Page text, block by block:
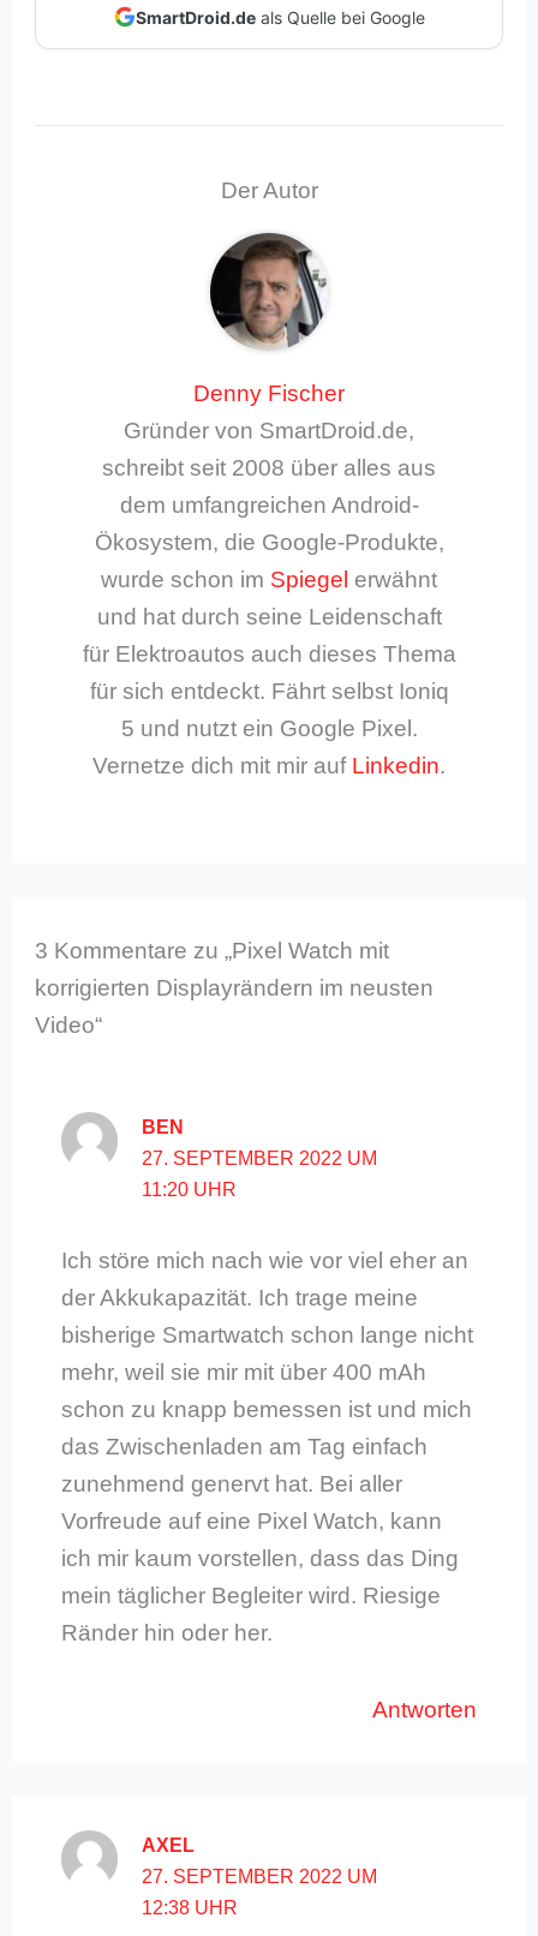
SmartDroid.deals Quelle bei Google
Der Autor
Denny Fischer
Gründer von SmartDroid.de,
schreibt seit 2008 über alles aus
dem umfangreichen Android-
Ökosystem, die Google-Produkte,
wurde schon im Spiegel erwähnt
und hat durch seine Leidenschaft
für Elektroautos auch dieses Thema
für sich entdeckt. Fährt selbst Ioniq
5 und nutzt ein Google Pixel.
Vernetze dich mit mir auf Linkedin.
3 Kommentare zu „Pixel Watch mit
korrigierten Displayrändern im neusten
Video“
BEN
27. SEPTEMBER 2022 UM
11:20 UHR
Ich störe mich nach wie vor viel eher an
der Akkukapazität. Ich trage meine
bisherige Smartwatch schon lange nicht
mehr, weil sie mir mit über 400 mAh
schon zu knapp bemessen ist und mich
das Zwischenladen am Tag einfach
zunehmend genervt hat. Bei aller
Vorfreude auf eine Pixel Watch, kann
ich mir kaum vorstellen, dass das Ding
mein täglicher Begleiter wird. Riesige
Ränder hin oder her.
Antworten
AXEL
27. SEPTEMBER 2022 UM
12:38 UHR